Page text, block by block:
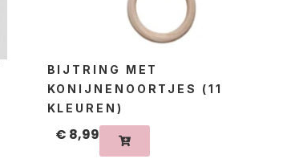
BIJTRING MET
KONIJNENOORTJES (11
KLEUREN)
€ 8,99